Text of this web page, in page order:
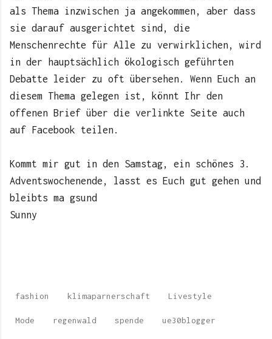
als Thema inzwischen ja angekommen, aber dass
sie darauf ausgerichtet sind, die
Menschenrechte für Alle zu verwirklichen, wird
in der hauptsächlich ökologisch geführten
Debatte leider zu oft übersehen. Wenn Euch an
diesem Thema gelegen ist, könnt Ihr den
offenen Brief über die verlinkte Seite auch
auf Facebook teilen.
Kommt mir gut in den Samstag, ein schönes 3.
Adventswochenende, lasst es Euch gut gehen und
bleibts ma gsund
Sunny
fashion klimaparnerschaft Livestyle
Mode regenwald spende ue30blogger